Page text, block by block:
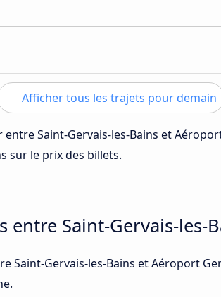
Afficher tous les trajets pour demain
Saint-Gervais-les-Bains et
sur le prix des billets.
entre Saint-Gervais-les-
Saint-Gervais-les-Bains et Aéroport